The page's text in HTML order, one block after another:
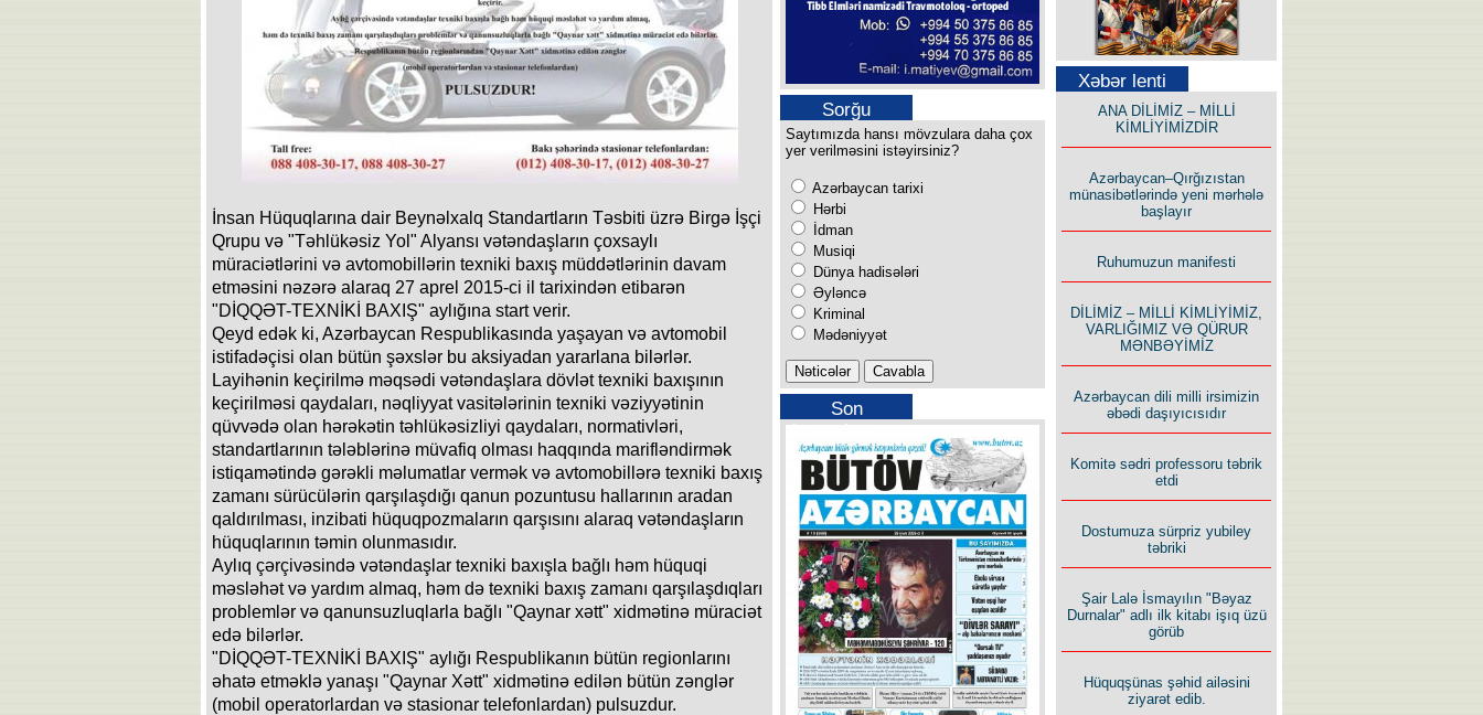
İnsan Hüquqlarına dair Beynəlxalq Standartların Təsbiti üzrə Birgə İşçi
Qrupu və "Təhlükəsiz Yol" Alyansı vətəndaşların çoxsaylı
müraciətlərini və avtomobillərin texniki baxış müddətlərinin davam
etməsini nəzərə alaraq 27 aprel 2015-ci il tarixindən etibarən
"DİQQƏT-TEXNİKİ BAXIŞ" aylığına start verir.
Qeyd edək ki, Azərbaycan Respublikasında yaşayan və avtomobil
istifadəçisi olan bütün şəxslər bu aksiyadan yararlana bilərlər.
Layihənin keçirilmə məqsədi vətəndaşlara dövlət texniki baxışının
keçirilməsi qaydaları, nəqliyyat vasitələrinin texniki vəziyyətinin
qüvvədə olan hərəkətin təhlükəsizliyi qaydaları, normativləri,
standartlarının tələblərinə müvafiq olması haqqında marifləndirmək
istiqamətində gərəkli məlumatlar vermək və avtomobillərə texniki baxış
zamanı sürücülərin qarşılaşdığı qanun pozuntusu hallarının aradan
qaldırılması, inzibati hüquqpozmaların qarşısını alaraq vətəndaşların
hüquqlarının təmin olunmasıdır.
Aylıq çərçivəsində vətəndaşlar texniki baxışla bağlı həm hüquqi
məsləhət və yardım almaq, həm də texniki baxış zamanı qarşılaşdıqları
problemlər və qanunsuzluqlarla bağlı "Qaynar xətt" xidmətinə müraciət
edə bilərlər.
"DİQQƏT-TEXNİKİ BAXIŞ" aylığı Respublikanın bütün regionlarını
əhatə etməklə yanaşı "Qaynar Xətt" xidmətinə edilən bütün zənglər
(mobil operatorlardan və stasionar telefonlardan) pulsuzdur.
Sorğu
Saytımızda hansı mövzulara daha çox
yer verilməsini istəyirsiniz?
Azərbaycan tarixi
Hərbi
İdman
Musiqi
Dünya hadisələri
Əyləncə
Kriminal
Mədəniyyət
Son
buraxılışımız
Səfər Alışarlı yazır
Uzun yolun Yolçusu
Bu yolda mən varam!
Rusiyanın süqutunu qaçılmaz
edən beş şərt
Xəbər lenti
ANA DİLİMİZ – MİLLİ
KİMLİYİMİZDİR
Azərbaycan–Qırğızıstan
münasibətlərində yeni mərhələ
başlayır
Ruhumuzun manifesti
DİLİMİZ – MİLLİ KİMLİYİMİZ,
VARLIĞIMIZ VƏ QÜRUR
MƏNBƏYİMİZ
Azərbaycan dili milli irsimizin
əbədi daşıyıcısıdır
Komitə sədri professoru təbrik
etdi
Dostumuza sürpriz yubiley
təbriki
Şair Lalə İsmayılın "Bəyaz
Durnalar" adlı ilk kitabı işıq üzü
görüb
Hüquqşünas şəhid ailəsini
ziyarət edib.